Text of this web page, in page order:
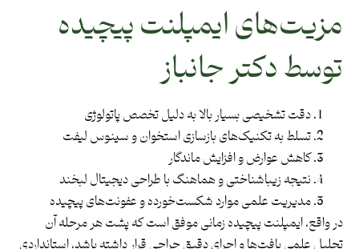
مزیت‌های ایمپلنت پیچیده
توسط دکتر جانباز
دقت تشخیصی بسیار بالا به دلیل تخصص پاتولوژی
تسلط به تکنیک‌های بازسازی استخوان و سینوس لیفت
کاهش عوارض و افزایش ماندگار
نتیجه زیباشناختی و هماهنگ با طراحی دیجیتال لبخند
مدیریت علمی موارد شکست‌خورده و عفونت‌های پیچیده
در واقع، ایمپلنت پیچیده زمانی موفق است که پشت هر مرحله آن